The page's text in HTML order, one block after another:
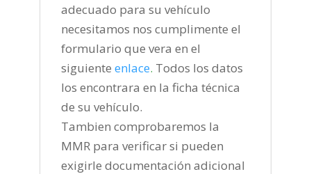
adecuado para su vehículo
necesitamos nos cumplimente el
formulario que vera en el
siguiente enlace. Todos los datos
los encontrara en la ficha técnica
de su vehículo.
Tambien comprobaremos la
MMR para verificar si pueden
exigirle documentación adicional